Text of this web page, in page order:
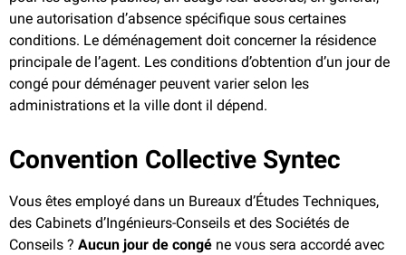
une autorisation d’absence spécifique sous certaines
conditions. Le déménagement doit concerner la résidence
principale de l’agent. Les conditions d’obtention d’un jour de
congé pour déménager peuvent varier selon les
administrations et la ville dont il dépend.
Convention Collective Syntec
Vous êtes employé dans un Bureaux d’Études Techniques,
des Cabinets d’Ingénieurs-Conseils et des Sociétés de
Conseils ? Aucun jour de congé ne vous sera accordé avec